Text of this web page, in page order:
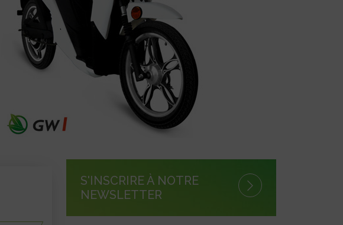
S'INSCRIRE À NOTRE
NEWSLETTER